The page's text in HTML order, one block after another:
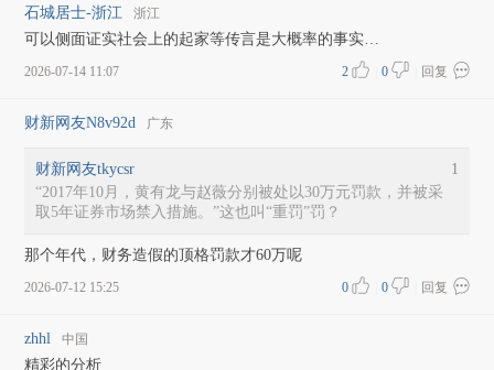
石城居士-浙江 浙江
可以侧面证实社会上的起家等传言是大概率的事实…
2026-07-14 11:07 回复
0
2
财新网友N8v92d 广东
财新网友tkycsr
“2017年10月，黄有龙与赵薇分别被处以30万元罚款，并被采
取5年证券市场禁入措施。”这也叫“重罚”罚？
1
那个年代，财务造假的顶格罚款才60万呢
2026-07-12 15:25 回复
0
0
zhhl 中国
精彩的分析